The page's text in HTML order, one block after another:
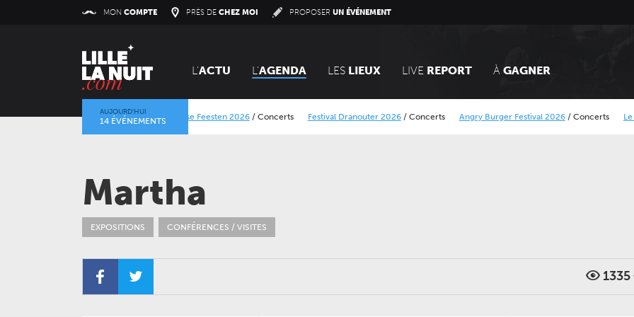
MON COMPTE PRÈS DE CHEZ MOI PROPOSERUN ÉVÉNEMENT
L'ACTU L'AGENDA LES LIEUX LIVE REPORT À GAGNER
AUJOURD’HUI
14 ÉVÉNEMENTS
Lokerse Feesten 2026/Concerts Festival Dranouter 2026/Concerts Angry Burger Festival 2026/Concerts Le Calais
Martha
EXPOSITIONS CONFÉRENCES / VISITES
1335
À la carte ! – Les 50 ans
Récital de flûtes chinoises
JEUDI 24 SEPTEMBRE 2026
Gala des trois